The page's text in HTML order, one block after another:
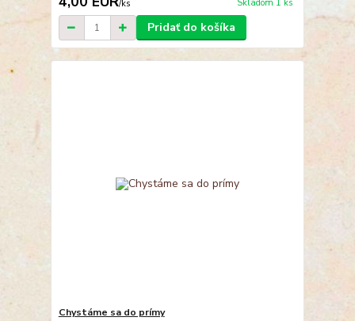
/ks Skladom 1 ks
Pridať do košíka
Chystáme sa do prímy